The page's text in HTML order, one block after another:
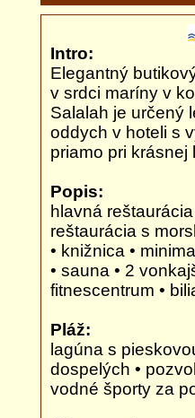
Intro:
Elegantný
v srdci maríny v
Salalah je určený
oddych v hoteli s
priamo pri
Popis:
hlavná
reštaurácia s
• knižnica •
• sauna • 2
fitnescentrum •
Pláž:
lagúna s
dospelých •
vodné športy za